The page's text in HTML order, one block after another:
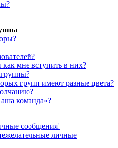
как мне вступить в них?
групп имеют разные цвета?
команда»?
сообщения!
личные